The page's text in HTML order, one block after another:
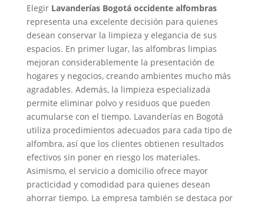
Elegir Lavanderías Bogotá occidente alfombras
representa una excelente decisión para quienes
desean conservar la limpieza y elegancia de sus
espacios. En primer lugar, las alfombras limpias
mejoran considerablemente la presentación de
hogares y negocios, creando ambientes mucho más
agradables. Además, la limpieza especializada
permite eliminar polvo y residuos que pueden
acumularse con el tiempo. Lavanderías en Bogotá
utiliza procedimientos adecuados para cada tipo de
alfombra, así que los clientes obtienen resultados
efectivos sin poner en riesgo los materiales.
Asimismo, el servicio a domicilio ofrece mayor
practicidad y comodidad para quienes desean
ahorrar tiempo. La empresa también se destaca por